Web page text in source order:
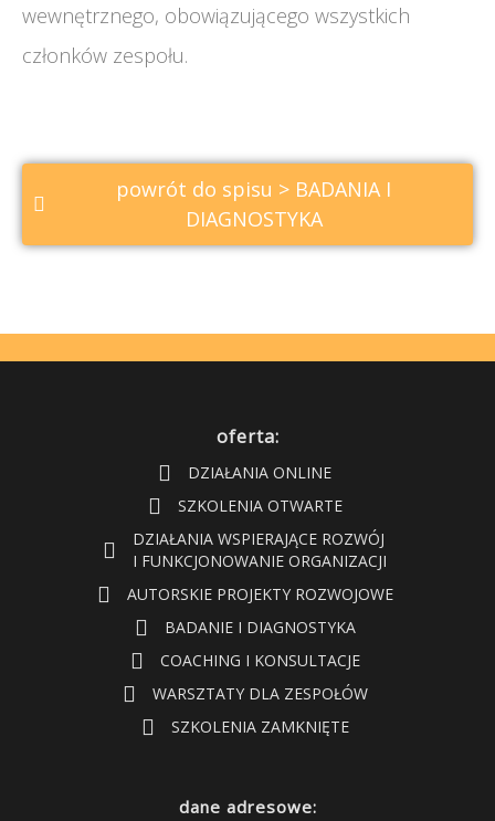
wewnętrznego, obowiązującego wszystkich
członków zespołu.
powrót do spisu > BADANIA I
DIAGNOSTYKA
oferta:
DZIAŁANIA ONLINE
SZKOLENIA OTWARTE
DZIAŁANIA WSPIERAJĄCE ROZWÓJ
I FUNKCJONOWANIE ORGANIZACJI
AUTORSKIE PROJEKTY ROZWOJOWE
BADANIE I DIAGNOSTYKA
COACHING I KONSULTACJE
WARSZTATY DLA ZESPOŁÓW
SZKOLENIA ZAMKNIĘTE
dane adresowe: